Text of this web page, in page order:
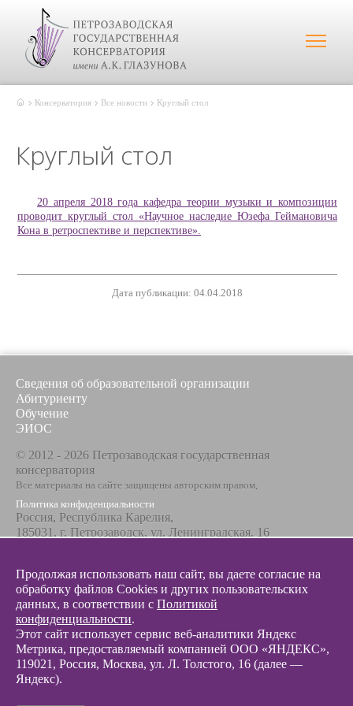
Консерватория Все новости Круглый стол
Круглый стол
20 апреля 2018 года кафедра теории музыки и композиции
проводит круглый стол «Научное наследие Юзефа Геймановича
Кона в ретроспективе и перспективе».
Дата публикации: 04.04.2018
Сведения об образовательной организации
Абитуриенту
Обучение
ЭИОС
© 2012 - 2026 Петрозаводская государственная
консерватория
Все материалы на сайте защищены авторским правом,
Политика конфиденциальности
Россия, Республика Карелия,
185031, г. Петрозаводск, ул. Ленинградская, 16
+7 8142 67-23-67
Эл. почта
info@glazunovcons.ru
© 2012 - 2026 Разработка и поддержка сайта ООО «
Продолжая использовать наш сайт, вы даете согласие на
обработку файлов Cookies и других пользовательских
данных, в соответствии с Политикой
конфиденциальности.
Этот сайт использует сервис веб-аналитики Яндекс
Метрика, предоставляемый компанией ООО «ЯНДЕКС»,
119021, Россия, Москва, ул. Л. Толстого, 16 (далее —
Яндекс).